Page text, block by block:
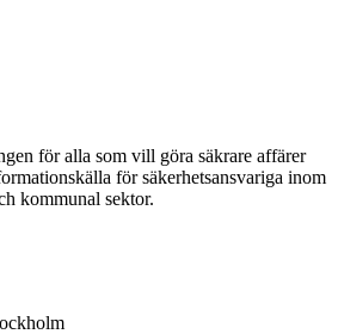
för alla som vill göra säkrare affärer
för säkerhets­ansvariga inom
kommunal sektor.